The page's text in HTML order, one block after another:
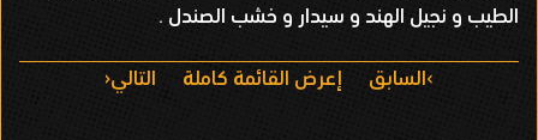
الطيب و نجيل الهند و سيدار و خشب الصندل .
السابق إعرض القائمة كاملة التالي